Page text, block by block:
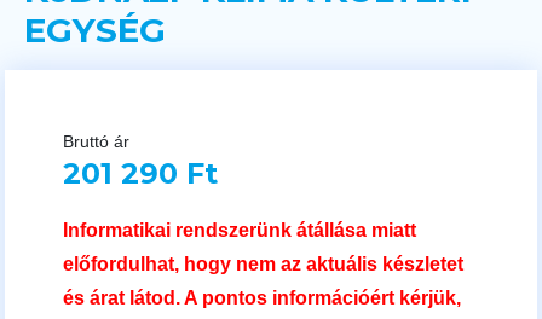
EGYSÉG
Bruttó ár
201 290 Ft
Informatikai rendszerünk átállása miatt
előfordulhat, hogy nem az aktuális készletet
és árat látod. A pontos információért kérjük,